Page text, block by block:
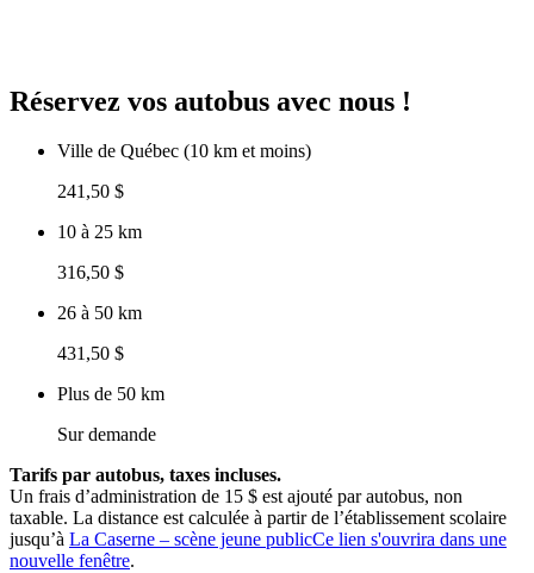
Réservez vos autobus avec nous !
Ville de Québec (10 km et moins)
241,50 $
10 à 25 km
316,50 $
26 à 50 km
431,50 $
Plus de 50 km
Sur demande
Tarifs par autobus, taxes incluses.
Un frais d’administration de 15 $ est ajouté par autobus, non
taxable. La distance est calculée à partir de l’établissement scolaire
jusqu’à La Caserne – scène jeune publicCe lien s'ouvrira dans une
nouvelle fenêtre.